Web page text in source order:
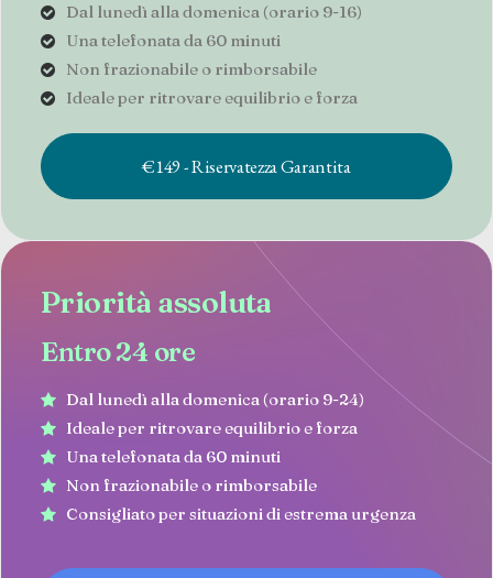
Dal lunedì alla domenica (orario 9-16)
Una telefonata da 60 minuti
Non frazionabile o rimborsabile
Ideale per ritrovare equilibrio e forza
€149 - Riservatezza Garantita
Priorità assoluta
Entro 24 ore
Dal lunedì alla domenica (orario 9-24)
Ideale per ritrovare equilibrio e forza
Una telefonata da 60 minuti
Non frazionabile o rimborsabile
Consigliato per situazioni di estrema urgenza